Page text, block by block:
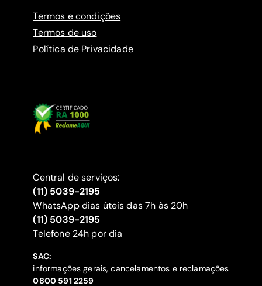
Termos e condições
Termos de uso
Política de Privacidade
Central de serviços:
(11) 5039-2195
WhatsApp dias úteis das 7h às 20h
(11) 5039-2195
‍Telefone 24h por dia
SAC:
informações gerais, cancelamentos e reclamações
‍0800 591 2259